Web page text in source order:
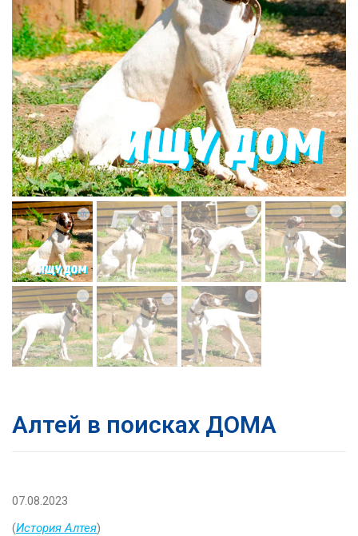
Алтей в поисках ДОМА
07.08.2023
(История Алтея)